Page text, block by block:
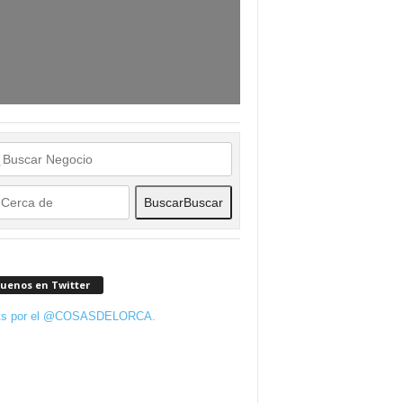
BuscarBuscar
en Twitter
por el @COSASDELORCA.